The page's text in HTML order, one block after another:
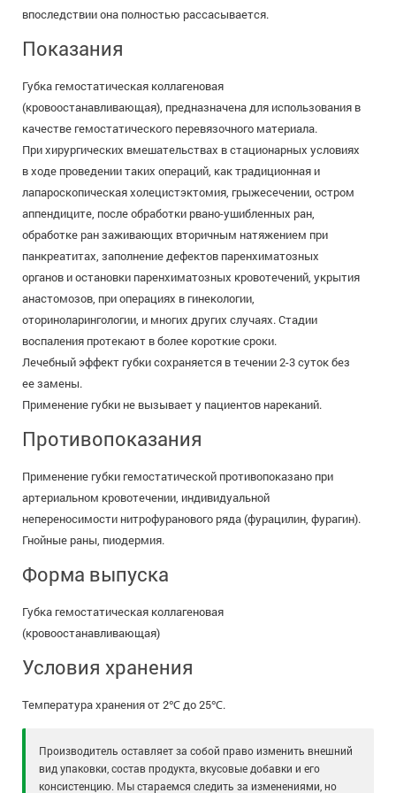
впоследствии она полностью рассасывается.
Показания
Губка гемостатическая коллагеновая
(кровоостанавливающая), предназначена для использования в
качестве гемостатического перевязочного материала.
При хирургических вмешательствах в стационарных условиях
в ходе проведении таких операций, как традиционная и
лапароскопическая холецистэктомия, грыжесечении, остром
аппендиците, после обработки рвано-ушибленных ран,
обработке ран заживающих вторичным натяжением при
панкреатитах, заполнение дефектов паренхиматозных
органов и остановки паренхиматозных кровотечений, укрытия
анастомозов, при операциях в гинекологии,
оториноларингологии, и многих других случаях. Стадии
воспаления протекают в более короткие сроки.
Лечебный эффект губки сохраняется в течении 2-3 суток без
ее замены.
Применение губки не вызывает у пациентов нареканий.
Противопоказания
Применение губки гемостатической противопоказано при
артериальном кровотечении, индивидуальной
непереносимости нитрофуранового ряда (фурацилин, фурагин).
Гнойные раны, пиодермия.
Форма выпуска
Губка гемостатическая коллагеновая
(кровоостанавливающая)
Условия хранения
Температура хранения от 2℃ до 25℃.
Производитель оставляет за собой право изменить внешний
вид упаковки, состав продукта, вкусовые добавки и его
консистенцию. Мы стараемся следить за изменениями, но